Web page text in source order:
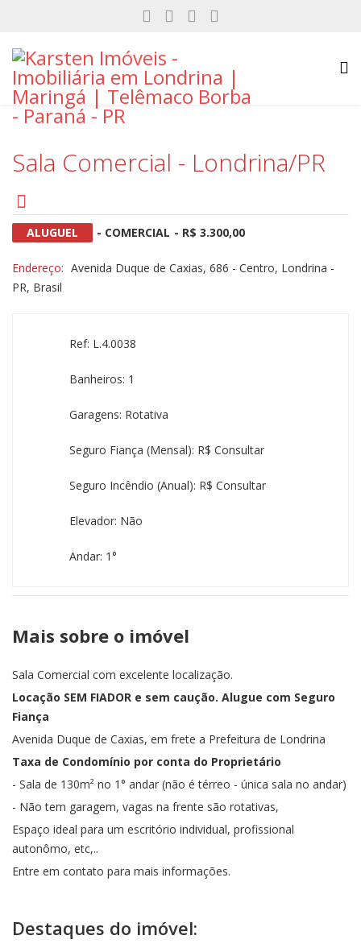
Sala Comercial - Londrina/PR
ALUGUEL - COMERCIAL - R$ 3.300,00
Endereço: Avenida Duque de Caxias, 686 - Centro, Londrina -
PR, Brasil
Ref: L.4.0038
Banheiros: 1
Garagens: Rotativa
Seguro Fiança (mensal): R$ Consultar
Seguro Incêndio (anual): R$ Consultar
Elevador: Não
Andar: 1°
Mais sobre o imóvel
Sala Comercial com excelente localização.
Locação SEM FIADOR e sem caução. Alugue com Seguro
Fiança
Avenida Duque de Caxias, em frete a Prefeitura de Londrina
Taxa de Condomínio por conta do Proprietário
- Sala de 130m² no 1° andar (não é térreo - única sala no andar)
- Não tem garagem, vagas na frente são rotativas,
Espaço ideal para um escritório individual, profissional
autonômo, etc,..
Entre em contato para mais informações.
Destaques do imóvel: